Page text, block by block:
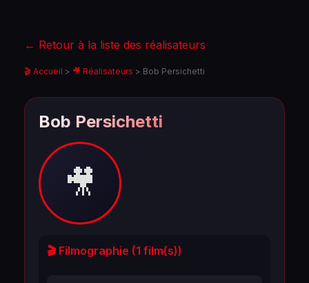
← Retour à la liste des réalisateurs
🎬 Accueil > 🎥 Réalisateurs > Bob Persichetti
Bob Persichetti
🎥
🎬 Filmographie (1 film(s))